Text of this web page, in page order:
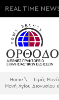
REAL TIME
Home \ Ιερές
Μονή Αγίου Διονυσίου